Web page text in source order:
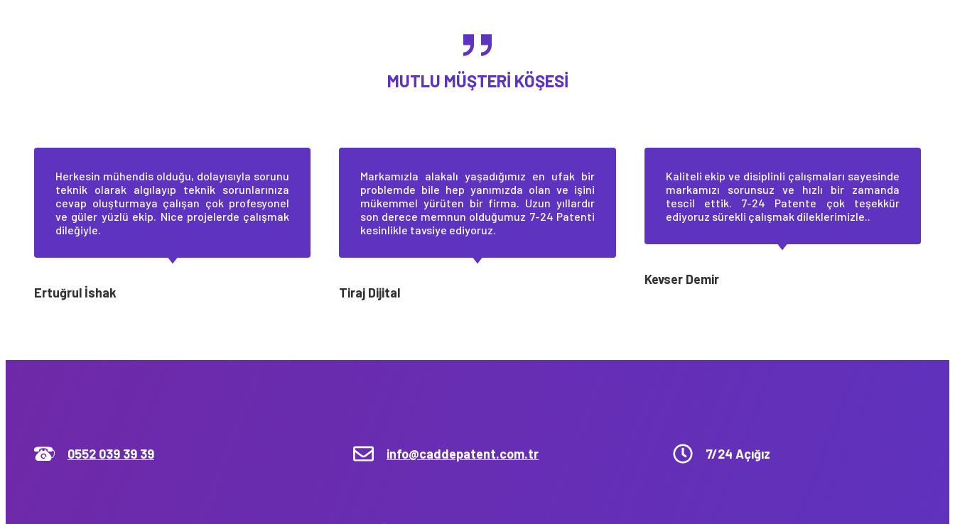
MUTLU MÜŞTERI KÖŞESI
Herkesin mühendis olduğu, dolayısıyla sorunu
teknik olarak algılayıp teknik sorunlarınıza
cevap oluşturmaya çalışan çok profesyonel
ve güler yüzlü ekip. Nice projelerde çalışmak
dileğiyle.
Ertuğrul İshak
Markamızla alakalı yaşadığımız en ufak bir
problemde bile hep yanımızda olan ve işini
mükemmel yürüten bir firma. Uzun yıllardır
son derece memnun olduğumuz 7-24 Patenti
kesinlikle tavsiye ediyoruz.
Tiraj Dijital
Kaliteli ekip ve disiplinli çalışmaları sayesinde
markamızı sorunsuz ve hızlı bir zamanda
tescil ettik. 7-24 Patente çok teşekkür
ediyoruz sürekli çalışmak dileklerimizle..
Kevser Demir
0552 039 39 39 info@caddepatent.com.tr 7/24 Açığız